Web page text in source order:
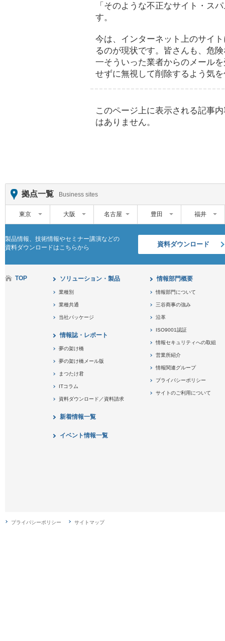
「そのような不正なサイト・ス
す。
今は、インターネット上のサイ
るのが現状です。皆さんも、危
一そういった業者からのメール
せずに無視して削除するよう気
このページ上に表示される記事
はありません。
拠点一覧 Business sites
東京 大阪 名古屋 豊田 福井
製品情報、技術情報やセミナー講演などの
資料ダウンロードはこちらから
資料ダウンロード
TOP ソリューション・製品
業種別
業種共通
当社パッケージ
情報誌・レポート
夢の架け橋
夢の架け橋メール版
まつたけ君
ITコラム
資料ダウンロード／資料請求
新着情報一覧
イベント情報一覧
情報部門概要
情報部門について
三谷商事の強み
沿革
ISO9001認証
情報セキュリティへの取組
営業所紹介
情報関連グループ
プライバシーポリシー
サイトのご利用について
プライバシーポリシー サイトマップ